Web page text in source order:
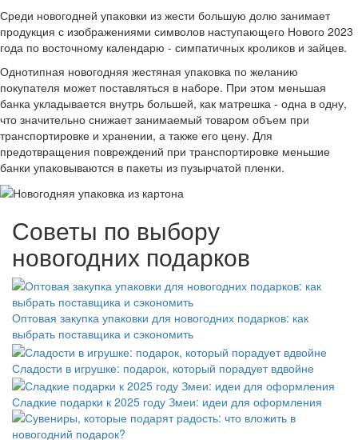
Среди новогодней упаковки из жести большую долю занимает
продукция с изображениями символов наступающего Нового 2023
года по восточному календарю - симпатичных кроликов и зайцев.
Однотипная новогодняя жестяная упаковка по желанию
покупателя может поставляться в наборе. При этом меньшая
банка укладывается внутрь большей, как матрешка - одна в одну,
что значительно снижает занимаемый товаром объем при
транспортировке и хранении, а также его цену. Для
предотвращения повреждений при транспортировке меньшие
банки упаковываются в пакеты из пузырчатой пленки.
Советы по выбору
новогодних подарков
Оптовая закупка упаковки для новогодних подарков: как
выбрать поставщика и сэкономить
Сладости в игрушке: подарок, который порадует вдвойне
Сладкие подарки к 2025 году Змеи: идеи для оформления